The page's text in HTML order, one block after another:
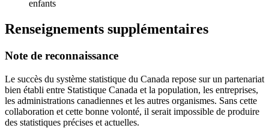
enfants
Renseignements supplémentaires
Note de reconnaissance
Le succès du système statistique du Canada repose sur un partenariat
bien établi entre Statistique Canada et la population, les entreprises,
les administrations canadiennes et les autres organismes. Sans cette
collaboration et cette bonne volonté, il serait impossible de produire
des statistiques précises et actuelles.